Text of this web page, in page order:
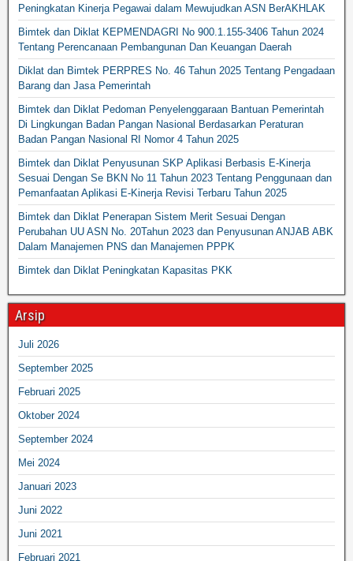
Peningkatan Kinerja Pegawai dalam Mewujudkan ASN BerAKHLAK
Bimtek dan Diklat KEPMENDAGRI No 900.1.155-3406 Tahun 2024
Tentang Perencanaan Pembangunan Dan Keuangan Daerah
Diklat dan Bimtek PERPRES No. 46 Tahun 2025 Tentang Pengadaan
Barang dan Jasa Pemerintah
Bimtek dan Diklat Pedoman Penyelenggaraan Bantuan Pemerintah
Di Lingkungan Badan Pangan Nasional Berdasarkan Peraturan
Badan Pangan Nasional RI Nomor 4 Tahun 2025
Bimtek dan Diklat Penyusunan SKP Aplikasi Berbasis E-Kinerja
Sesuai Dengan Se BKN No 11 Tahun 2023 Tentang Penggunaan dan
Pemanfaatan Aplikasi E-Kinerja Revisi Terbaru Tahun 2025
Bimtek dan Diklat Penerapan Sistem Merit Sesuai Dengan
Perubahan UU ASN No. 20Tahun 2023 dan Penyusunan ANJAB ABK
Dalam Manajemen PNS dan Manajemen PPPK
Bimtek dan Diklat Peningkatan Kapasitas PKK
Arsip
Juli 2026
September 2025
Februari 2025
Oktober 2024
September 2024
Mei 2024
Januari 2023
Juni 2022
Juni 2021
Februari 2021